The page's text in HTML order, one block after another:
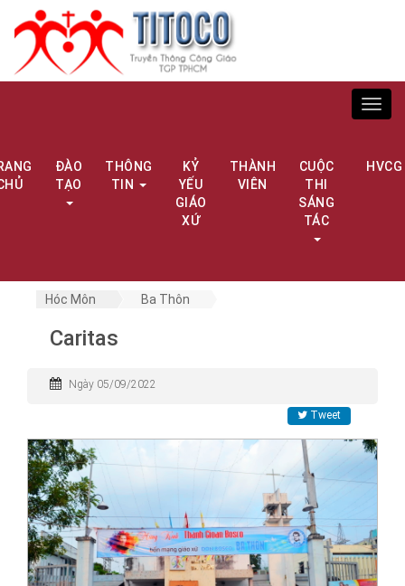
ĐÀO
TẠO
THÔNG
TIN
KỶ
YẾU
GIÁO
XỨ
THÀNH
VIÊN
CUỘC
THI
SÁNG
TÁC
HVCG
Hóc Môn Ba Thôn
Caritas
Ngày 05/09/2022
Tweet